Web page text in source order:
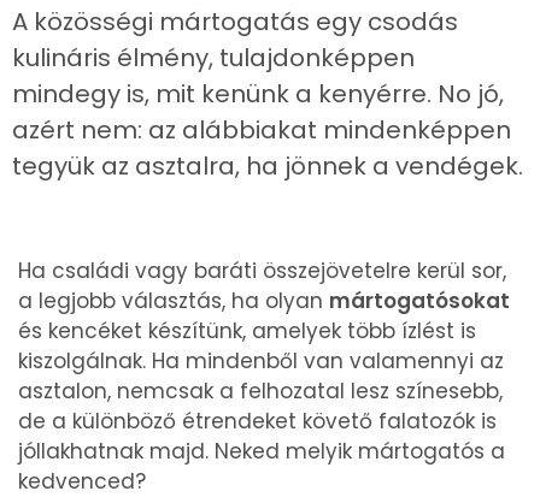
A közösségi mártogatás egy csodás
kulináris élmény, tulajdonképpen
mindegy is, mit kenünk a kenyérre. No jó,
azért nem: az alábbiakat mindenképpen
tegyük az asztalra, ha jönnek a vendégek.
Ha családi vagy baráti összejövetelre kerül sor,
a legjobb választás, ha olyan mártogatósokat
és kencéket készítünk, amelyek több ízlést is
kiszolgálnak. Ha mindenből van valamennyi az
asztalon, nemcsak a felhozatal lesz színesebb,
de a különböző étrendeket követő falatozók is
jóllakhatnak majd. Neked melyik mártogatós a
kedvenced?